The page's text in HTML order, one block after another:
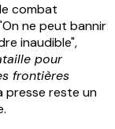
combat
ne peut bannir
inaudible",
pour
frontières
presse reste un